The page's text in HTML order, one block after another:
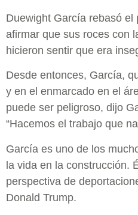
Duewight García rebasó
afirmar que sus roces con
hicieron sentir que era
Desde entonces, García,
y en el enmarcado en el
puede ser peligroso, dijo
“Hacemos el trabajo que
García es uno de los
la vida en la construcción.
perspectiva de
Donald Trump.